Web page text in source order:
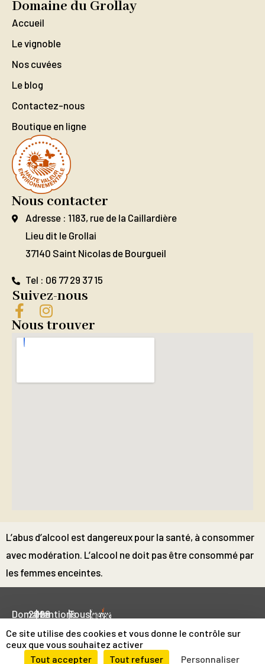
Domaine du Grollay
Accueil
Le vignoble
Nos cuvées
Le blog
Contactez-nous
Boutique en ligne
Nous contacter
Adresse : 1183, rue de la Caillardière
Lieu dit le Grollai
37140 Saint Nicolas de Bourgueil
Tel : 06 77 29 37 15
Suivez-nous
Nous trouver
L’abus d’alcool est dangereux pour la santé, à consommer
avec modération. L’alcool ne doit pas être consommé par
les femmes enceintes.
Domaine
du
Grollay
2026
|Mentions
légales
et
|Tous
droits
réservés
|
Ce site utilise des cookies et vous donne le contrôle sur
ceux que vous souhaitez activer
Tout accepter
Tout refuser Personnaliser